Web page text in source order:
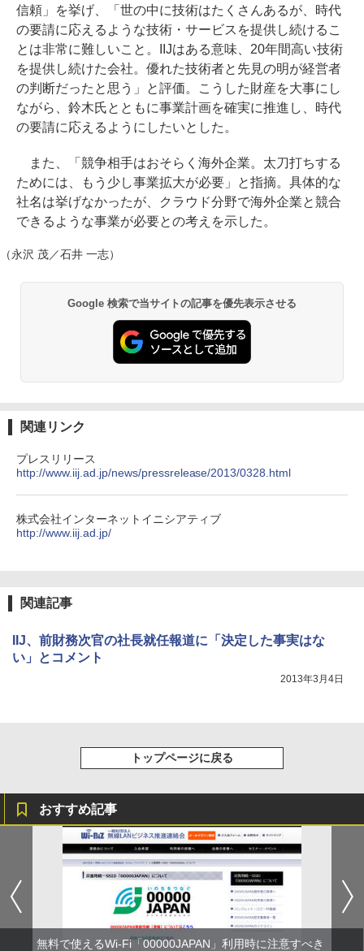
信頼」を挙げ、「世の中に技術はたくさんあるが、時代
の要請に応えるような技術・サービスを提供し続けるこ
とは非常に難しいこと。IIJはある意味、20年間高い技術
を提供し続けた会社。優れた技術者と先見の明が経営者
の判断だったと思う」と評価。こうした財産を大事にし
ながら、鈴木氏とともに事業計画を確実に推進し、時代
の要請に応えるようにしたいとした。
また、「競争相手はおそらく海外企業。太刀打ちする
ためには、もう少し事業拡大が必要」と指摘。具体的な
社名は挙げなかったが、クラウド分野で海外企業と競合
できるような事業が必要との考えを示した。
（永沢 茂／石井 一志）
Google 検索で当サイトの記事を優先表示させる
関連リンク
プレスリリース
http://www.iij.ad.jp/news/pressrelease/2013/0328.html
株式会社インターネットイニシアティブ
http://www.iij.ad.jp/
関連記事
IIJ、前財務次官の社長就任報道に「決定した事実はな
い」とコメント
2013年3月4日
トップページに戻る
おすすめ記事
無料で使えるWi-Fi「00000JAPAN」利用時に注意すべき